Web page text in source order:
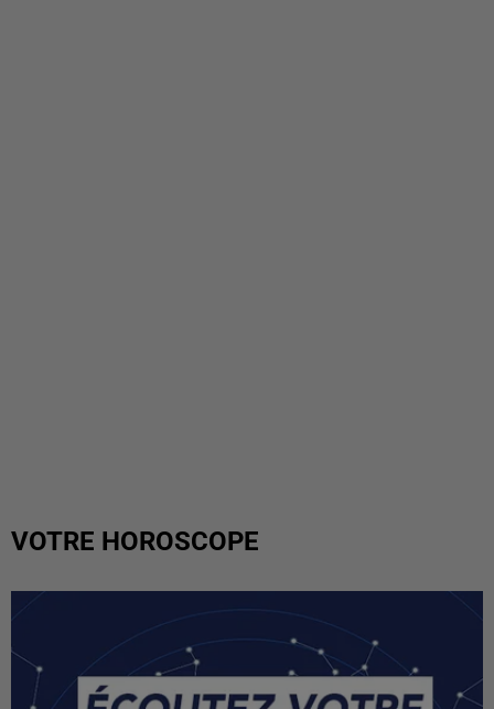
VOTRE HOROSCOPE